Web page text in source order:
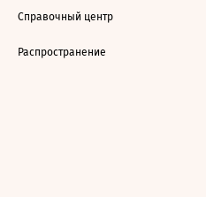
Справочный центр
Распространение